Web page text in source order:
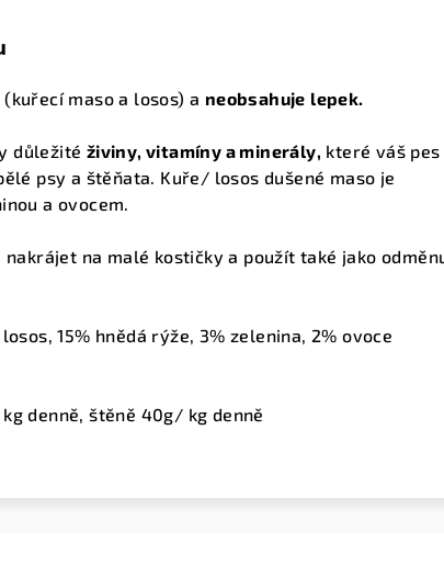
(kuřecí maso a losos) a neobsahuje lepek.
důležité živiny, vitamíny a minerály, které váš pes
psy a štěňata. Kuře/ losos dušené maso je
a ovocem.
nakrájet na malé kostičky a použít také jako
15% hnědá rýže, 3% zelenina, 2% ovoce
denně, štěně 40g/ kg denně